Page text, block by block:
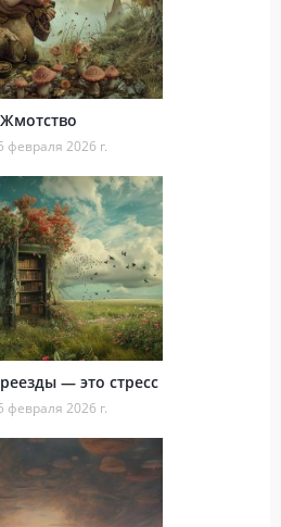
Жмотство
февраля 2026 г.
— это стресс
февраля 2026 г.